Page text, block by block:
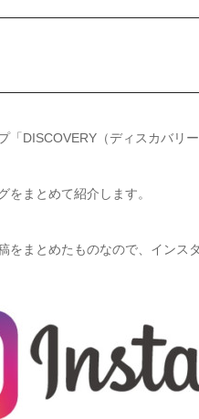
「DISCOVERY（ディスカバリー
をまとめて紹介します。
をまとめたものなので、インス